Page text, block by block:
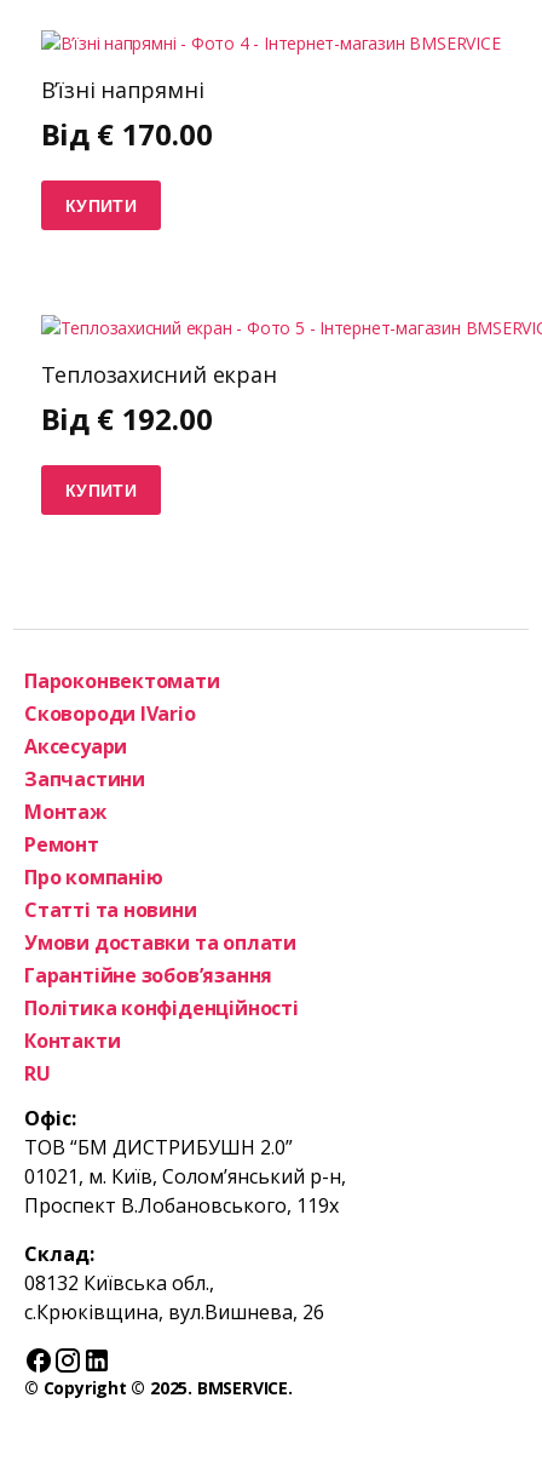
В’їзні напрямні
Від € 170.00
КУПИТИ
Теплозахисний екран
Від € 192.00
КУПИТИ
Офіс:
ТОВ “БМ ДИСТРИБУШН 2.0”
01021, м. Київ, Солом’янський р-н,
Проспект В.Лобановського, 119х
Склад:
08132 Київська обл.,
с.Крюківщина, вул.Вишнева, 26
Пароконвектомати
Сковороди IVario
Аксесуари
Запчастини
Монтаж
Ремонт
Про компанію
Статті та новини
Умови доставки та оплати
Гарантійне зобов’язання
Політика конфіденційності
Контакти
RU
© Copyright © 2025. BMSERVICE.